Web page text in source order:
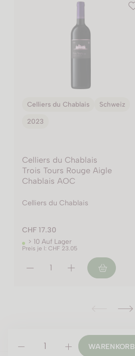
WARENKORB
Vini e Distillati Angelo Delea SA
Schweiz
Vini e Distillati Angelo Delea
SA
Grappa Vecchia Le Morbide
La Bianca
Vini & Distillati Angelo Delea SA
CHF 68.30
< 10 Auf Lager
Preis je l: CHF 97.55